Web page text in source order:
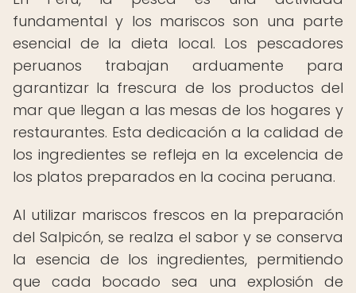
fundamental y los mariscos son una parte
esencial de la dieta local. Los pescadores
peruanos trabajan arduamente para
garantizar la frescura de los productos del
mar que llegan a las mesas de los hogares y
restaurantes. Esta dedicación a la calidad de
los ingredientes se refleja en la excelencia de
los platos preparados en la cocina peruana.
Al utilizar mariscos frescos en la preparación
del Salpicón, se realza el sabor y se conserva
la esencia de los ingredientes, permitiendo
que cada bocado sea una explosión de